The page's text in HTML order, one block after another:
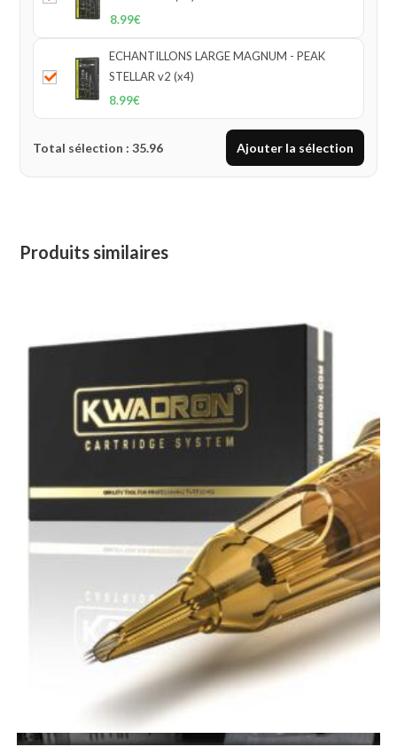
8.99€
ECHANTILLONS LARGE MAGNUM - PEAK
STELLAR v2 (x4)
8.99€
Total sélection :35.96 Ajouter la sélection
Produits similaires
Vue rapide